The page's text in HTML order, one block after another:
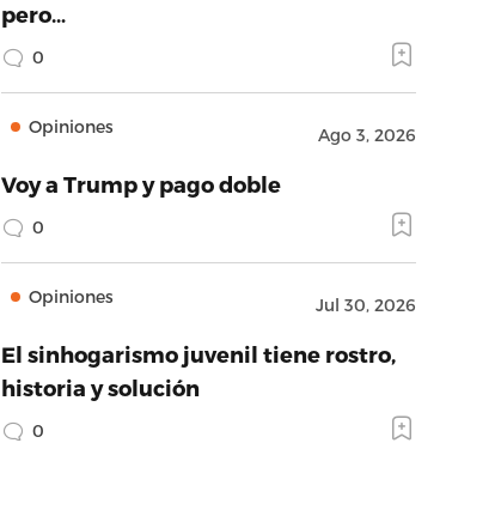
pero…
0
Opiniones Ago 3, 2026
Voy a Trump y pago doble
0
Opiniones Jul 30, 2026
El sinhogarismo juvenil tiene rostro,
historia y solución
0